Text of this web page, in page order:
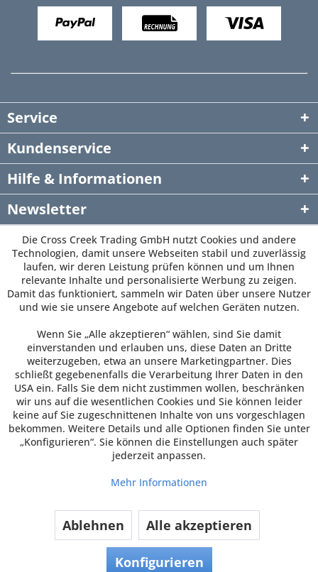
Service
Kundenservice
Hilfe & Informationen
Newsletter
Die Cross Creek Trading GmbH nutzt Cookies und andere
Technologien, damit unsere Webseiten stabil und zuverlässig
laufen, wir deren Leistung prüfen können und um Ihnen
relevante Inhalte und personalisierte Werbung zu zeigen.
Damit das funktioniert, sammeln wir Daten über unsere Nutzer
und wie sie unsere Angebote auf welchen Geräten nutzen.
Wenn Sie „Alle akzeptieren“ wählen, sind Sie damit
einverstanden und erlauben uns, diese Daten an Dritte
weiterzugeben, etwa an unsere Marketingpartner. Dies
schließt gegebenenfalls die Verarbeitung Ihrer Daten in den
USA ein. Falls Sie dem nicht zustimmen wollen, beschränken
wir uns auf die wesentlichen Cookies und Sie können leider
keine auf Sie zugeschnittenen Inhalte von uns vorgeschlagen
bekommen. Weitere Details und alle Optionen finden Sie unter
„Konfigurieren“. Sie können die Einstellungen auch später
jederzeit anpassen.
Mehr Informationen
Ablehnen Alle akzeptieren
Konfigurieren